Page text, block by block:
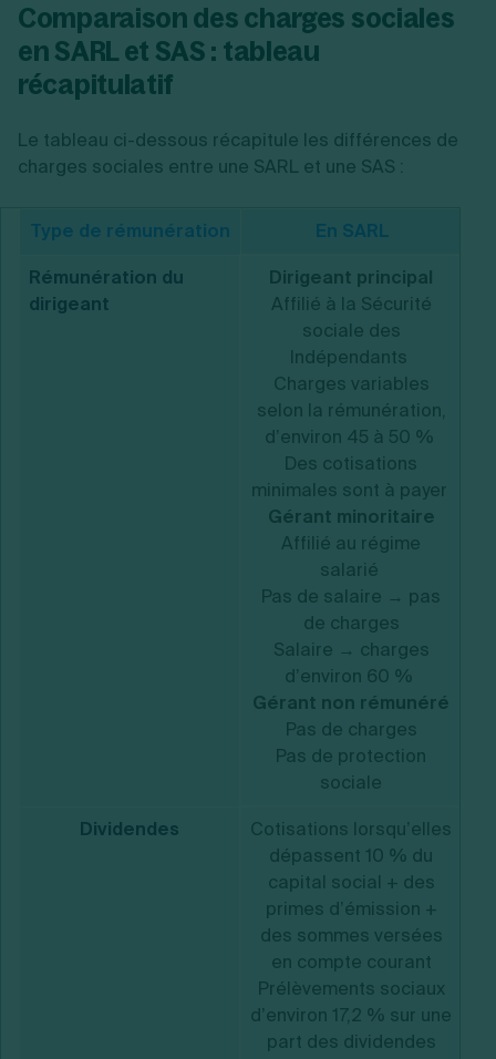
Comparaison des charges sociales
en SARL et SAS : tableau
récapitulatif
Le tableau ci-dessous récapitule les différences de
charges sociales entre une SARL et une SAS :
Type de rémunération
En SARL
Rémunération du
dirigeant
Dirigeant principal
Affilié à la Sécurité
sociale des
Indépendants
Charges variables
selon la rémunération,
d’environ 45 à 50 %
Des cotisations
minimales sont à payer
Gérant minoritaire
Affilié au régime
salarié
Pas de salaire → pas
de charges
Salaire → charges
d’environ 60 %
Gérant non rémunéré
Pas de charges
Pas de protection
sociale
Dividendes
Cotisations lorsqu’elles
dépassent 10 % du
capital social + des
primes d’émission +
des sommes versées
en compte courant
Prélèvements sociaux
d’environ 17,2 % sur une
part des dividendes